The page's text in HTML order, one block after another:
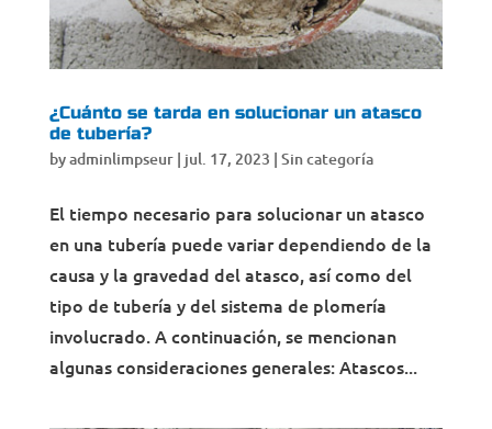
¿Cuánto se tarda en solucionar un atasco
de tubería?
byadminlimpseur| jul. 17, 2023 | Sin categoría
El tiempo necesario para solucionar un atasco
en una tubería puede variar dependiendo de la
causa y la gravedad del atasco, así como del
tipo de tubería y del sistema de plomería
involucrado. A continuación, se mencionan
algunas consideraciones generales: Atascos...